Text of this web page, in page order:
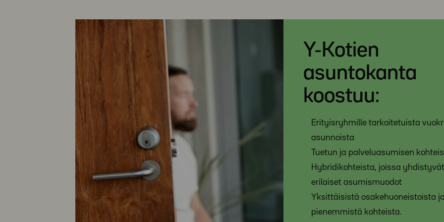
Y-Kotien
asuntokanta
koostuu:
Erityisryhmille tarkoitetuista
asunnoista
Tuetun ja palveluasumisen
Hybridikohteista, joissa yhdistyvät
erilaiset asumismuodot
Yksittäisistä osakehuoneistoista ja
pienemmistä kohteista.